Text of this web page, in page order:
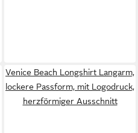
Venice Beach Longshirt Langarm,
lockere Passform, mit Logodruck,
herzförmiger Ausschnitt